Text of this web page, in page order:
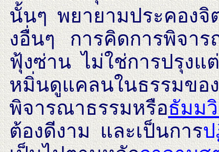
นั้นๆ พยายามประคองจิ
งอื่นๆ การคิดการพิจาร
ฟุ้งซ่าน ไม่ใช่การปรุงแ
หมิ่นดูแคลนในธรรมขอ
พิจารณาธรรมหรือธัมม
ต้องดีงาม และเป็นการ